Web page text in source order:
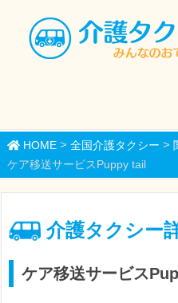
HOME> 全国介護タクシー >
ケア移送サービスPuppy tail
介護タクシー
ケア移送サービス